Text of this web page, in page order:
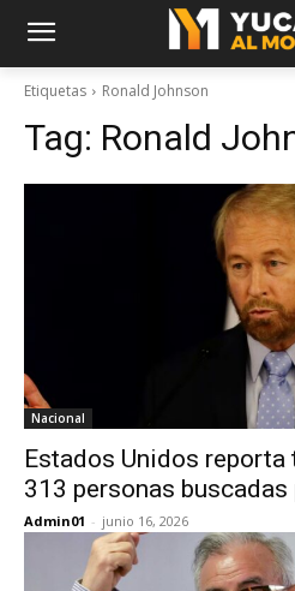
Etiquetas Ronald Johnson
Tag: Ronald
Nacional
Estados Unidos
313 personas
Admin01 - junio 16, 2026